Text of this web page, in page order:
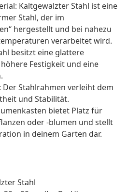
Kaltgewalzter Stahl ist eine
Stahl, der im
hergestellt und bei nahezu
verarbeitet wird.
besitzt eine glattere
Festigkeit und eine
Der Stahlrahmen verleiht dem
und Stabilität.
bietet Platz für
oder -blumen und stellt
in deinem Garten dar.
Stahl